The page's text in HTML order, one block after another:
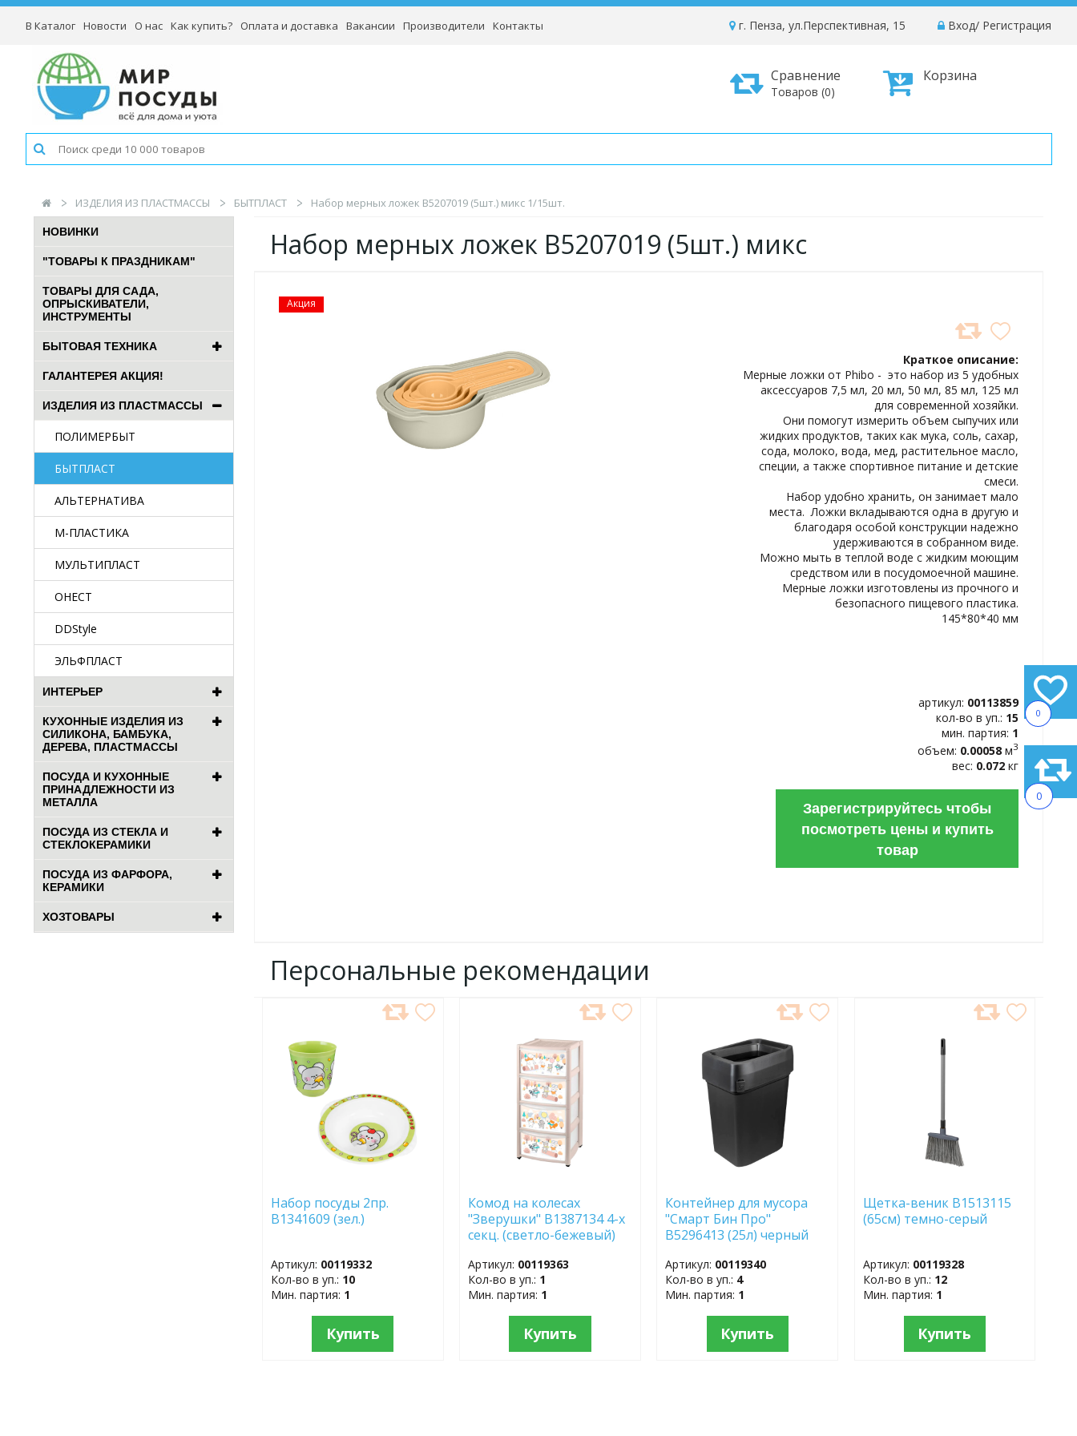
0
0
В Каталог Новости О нас Как купить? Оплата и доставка Вакансии Производители Контакты Вход/ Регистрация
г. Пенза, ул.Перспективная, 15
Корзина
Сравнение
Товаров (0)
ИЗДЕЛИЯ ИЗ ПЛАСТМАССЫ БЫТПЛАСТ Набор мерных ложек B5207019 (5шт.) микс 1/15шт.
НОВИНКИ
"ТОВАРЫ К ПРАЗДНИКАМ"
ТОВАРЫ ДЛЯ САДА,
ОПРЫСКИВАТЕЛИ,
ИНСТРУМЕНТЫ
БЫТОВАЯ ТЕХНИКА
ГАЛАНТЕРЕЯ АКЦИЯ!
ИЗДЕЛИЯ ИЗ ПЛАСТМАССЫ
ПОЛИМЕРБЫТ
БЫТПЛАСТ
АЛЬТЕРНАТИВА
М-ПЛАСТИКА
МУЛЬТИПЛАСТ
ОНЕСТ
DDStyle
ЭЛЬФПЛАСТ
ИНТЕРЬЕР
КУХОННЫЕ ИЗДЕЛИЯ ИЗ
СИЛИКОНА, БАМБУКА,
ДЕРЕВА, ПЛАСТМАССЫ
ПОСУДА И КУХОННЫЕ
ПРИНАДЛЕЖНОСТИ ИЗ
МЕТАЛЛА
ПОСУДА ИЗ СТЕКЛА И
СТЕКЛОКЕРАМИКИ
ПОСУДА ИЗ ФАРФОРА,
КЕРАМИКИ
ХОЗТОВАРЫ
Набор мерных ложек B5207019 (5шт.) микс
Акция
Краткое описание:
Мерные ложки от Phibo - это набор из 5 удобных
аксессуаров 7,5 мл, 20 мл, 50 мл, 85 мл, 125 мл
для современной хозяйки.
Они помогут измерить объем сыпучих или
жидких продуктов, таких как мука, соль, сахар,
сода, молоко, вода, мед, растительное масло,
специи, а также спортивное питание и детские
смеси.
Набор удобно хранить, он занимает мало
места. Ложки вкладываются одна в другую и
благодаря особой конструкции надежно
удерживаются в собранном виде.
Можно мыть в теплой воде с жидким моющим
средством или в посудомоечной машине.
Мерные ложки изготовлены из прочного и
безопасного пищевого пластика.
145*80*40 мм
артикул: 00113859
кол-во в уп.: 15
мин. партия: 1
объем: 0.00058 м3
вес: 0.072 кг
Зарегистрируйтесь чтобы
посмотреть цены и купить
товар
Персональные рекомендации
ИЗБРАННОЕ
Набор посуды 2пр.
B1341609 (зел.)
Артикул: 00119332
Кол-во в уп.: 10
Мин. партия: 1
Купить
ИЗБРАННОЕ
Комод на колесах
"Зверушки" B1387134 4-х
секц. (светло-бежевый)
Артикул: 00119363
Кол-во в уп.: 1
Мин. партия: 1
Купить
ИЗБРАННОЕ
Контейнер для мусора
"Смарт Бин Про"
B5296413 (25л) черный
Артикул: 00119340
Кол-во в уп.: 4
Мин. партия: 1
Купить
ИЗБРАННОЕ
Щетка-веник B1513115
(65см) темно-серый
Артикул: 00119328
Кол-во в уп.: 12
Мин. партия: 1
Купить